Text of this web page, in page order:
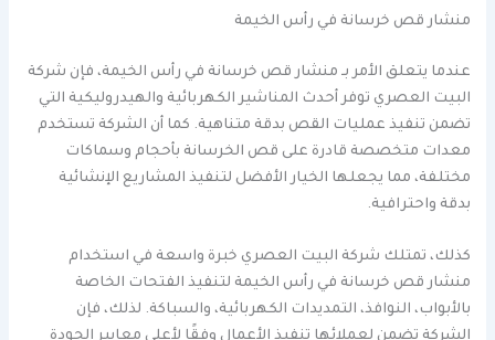
منشار قص خرسانة في رأس الخيمة
عندما يتعلق الأمر بـ منشار قص خرسانة في رأس الخيمة، فإن شركة
البيت العصري توفر أحدث المناشير الكهربائية والهيدروليكية التي
تضمن تنفيذ عمليات القص بدقة متناهية. كما أن الشركة تستخدم
معدات متخصصة قادرة على قص الخرسانة بأحجام وسماكات
مختلفة، مما يجعلها الخيار الأفضل لتنفيذ المشاريع الإنشائية
بدقة واحترافية.
كذلك، تمتلك شركة البيت العصري خبرة واسعة في استخدام
منشار قص خرسانة في رأس الخيمة لتنفيذ الفتحات الخاصة
بالأبواب، النوافذ، التمديدات الكهربائية، والسباكة. لذلك، فإن